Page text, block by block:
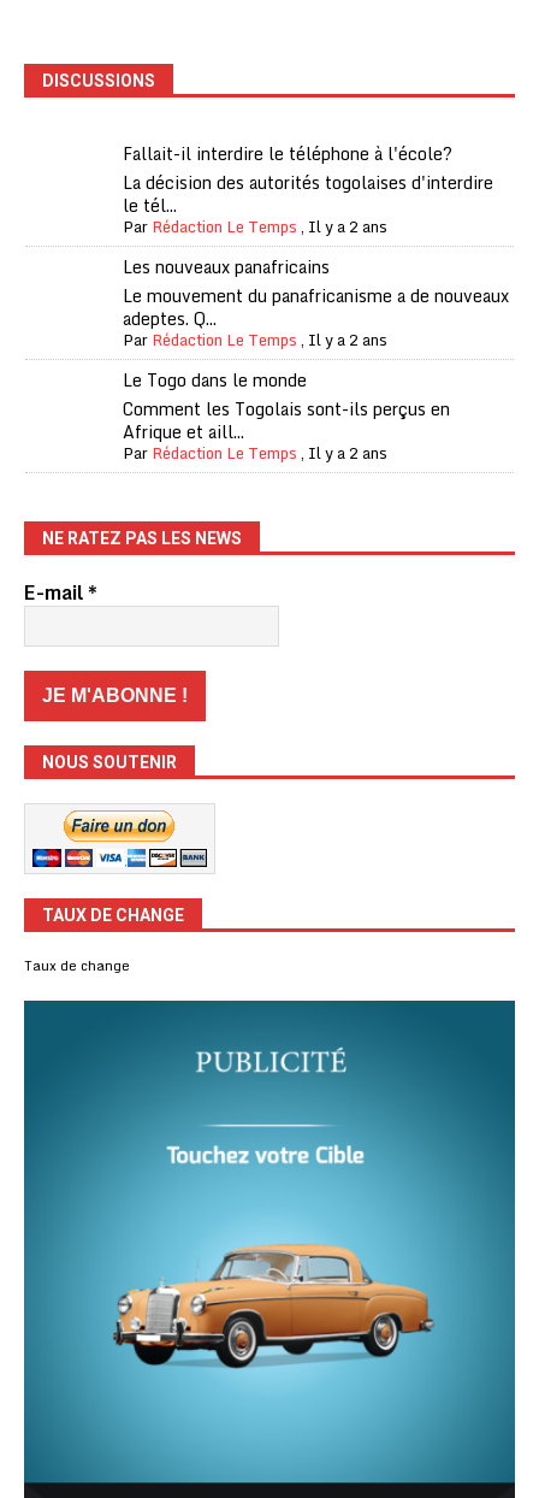
DISCUSSIONS
Fallait-il interdire le téléphone à l'école?
La décision des autorités togolaises d'interdire
le tél...
ParRédaction Le Temps, Il y a 2 ans
Les nouveaux panafricains
Le mouvement du panafricanisme a de nouveaux
adeptes. Q...
ParRédaction Le Temps, Il y a 2 ans
Le Togo dans le monde
Comment les Togolais sont-ils perçus en
Afrique et aill...
ParRédaction Le Temps, Il y a 2 ans
NE RATEZ PAS LES NEWS
E-mail*
NOUS SOUTENIR
TAUX DE CHANGE
Taux de change